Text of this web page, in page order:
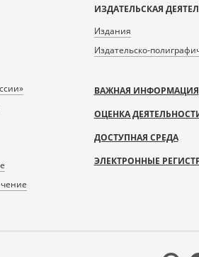
ИЗДАТЕЛЬСКАЯ
Издания
Издательско-
ВАЖНАЯ ИНФОРМАЦИЯ
ОЦЕНКА
ДОСТУПНАЯ СРЕДА
ЭЛЕКТРОННЫЕ